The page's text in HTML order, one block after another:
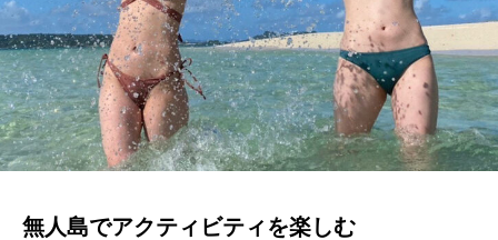
無人島でアクティビティを楽しむ